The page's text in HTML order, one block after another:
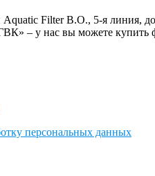
Aquatic Filter В.О., 5-я линия,
– у нас вы можете купить
персональных данных